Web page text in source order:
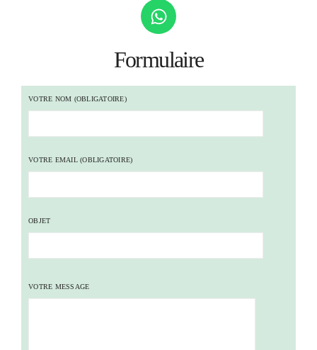
Formulaire
VOTRE NOM (OBLIGATOIRE)
VOTRE EMAIL (OBLIGATOIRE)
OBJET
VOTRE MESSAGE